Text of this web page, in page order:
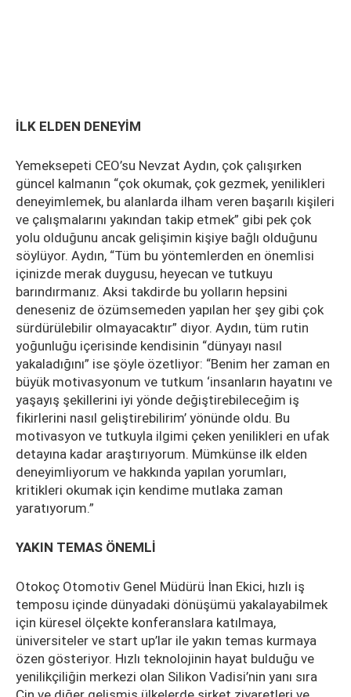
İLK ELDEN DENEYİM
Yemeksepeti CEO’su Nevzat Aydın, çok çalışırken
güncel kalmanın “çok okumak, çok gezmek, yenilikleri
deneyimlemek, bu alanlarda ilham veren başarılı kişileri
ve çalışmalarını yakından takip etmek” gibi pek çok
yolu olduğunu ancak gelişimin kişiye bağlı olduğunu
söylüyor. Aydın, “Tüm bu yöntemlerden en önemlisi
içinizde merak duygusu, heyecan ve tutkuyu
barındırmanız. Aksi takdirde bu yolların hepsini
deneseniz de özümsemeden yapılan her şey gibi çok
sürdürülebilir olmayacaktır” diyor. Aydın, tüm rutin
yoğunluğu içerisinde kendisinin “dünyayı nasıl
yakaladığını” ise şöyle özetliyor: “Benim her zaman en
büyük motivasyonum ve tutkum ‘insanların hayatını ve
yaşayış şekillerini iyi yönde değiştirebileceğim iş
fikirlerini nasıl geliştirebilirim’ yönünde oldu. Bu
motivasyon ve tutkuyla ilgimi çeken yenilikleri en ufak
detayına kadar araştırıyorum. Mümkünse ilk elden
deneyimliyorum ve hakkında yapılan yorumları,
kritikleri okumak için kendime mutlaka zaman
yaratıyorum.”
YAKIN TEMAS ÖNEMLİ
Otokoç Otomotiv Genel Müdürü İnan Ekici, hızlı iş
temposu içinde dünyadaki dönüşümü yakalayabilmek
için küresel ölçekte konferanslara katılmaya,
üniversiteler ve start up’lar ile yakın temas kurmaya
özen gösteriyor. Hızlı teknolojinin hayat bulduğu ve
yenilikçiliğin merkezi olan Silikon Vadisi’nin yanı sıra